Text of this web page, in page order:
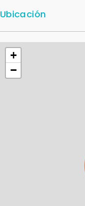
Ubicación
+
−
Déjanos tus